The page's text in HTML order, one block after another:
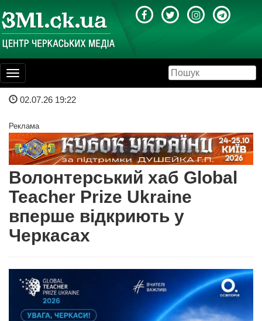
Toggle
navigation
02.07.26 19:22
Реклама
Волонтерський хаб Global
Teacher Prize Ukraine
вперше відкриють у
Черкасах